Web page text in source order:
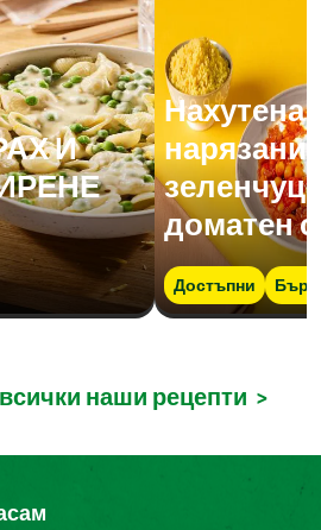
И
Нахутена
нарязани
доматен
Достъпни
наши рецепти >